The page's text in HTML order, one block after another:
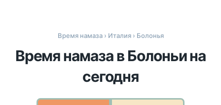
Время намаза› Италия› Болонья
Время намаза в Болоньи на
сегодня